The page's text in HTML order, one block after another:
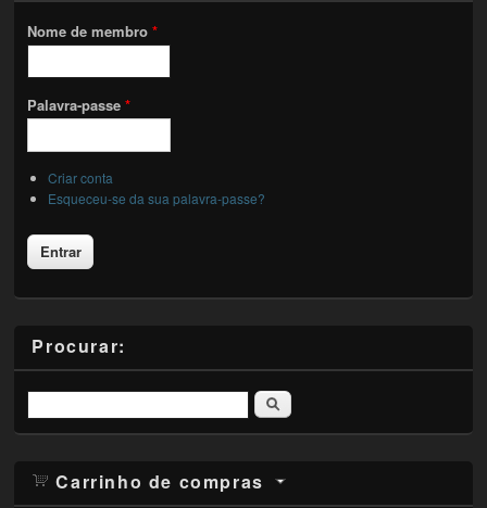
Nome de membro*
Palavra-passe*
Criar conta
Esqueceu-se da sua palavra-passe?
Procurar:
Pesquisar
Carrinho de compras